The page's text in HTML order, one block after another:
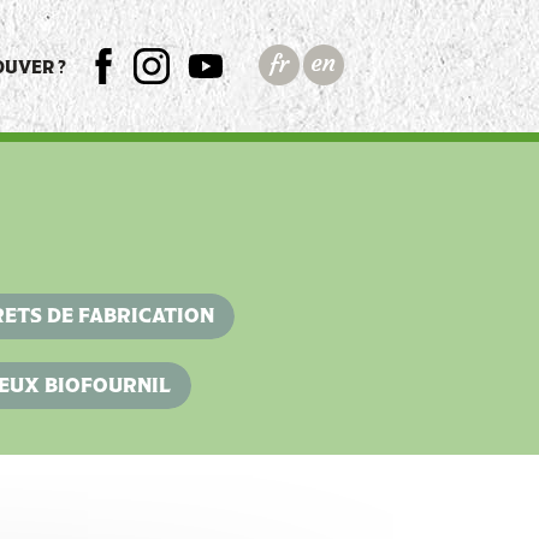
? FB INSTA YT
DE FABRICATION
BIOFOURNIL